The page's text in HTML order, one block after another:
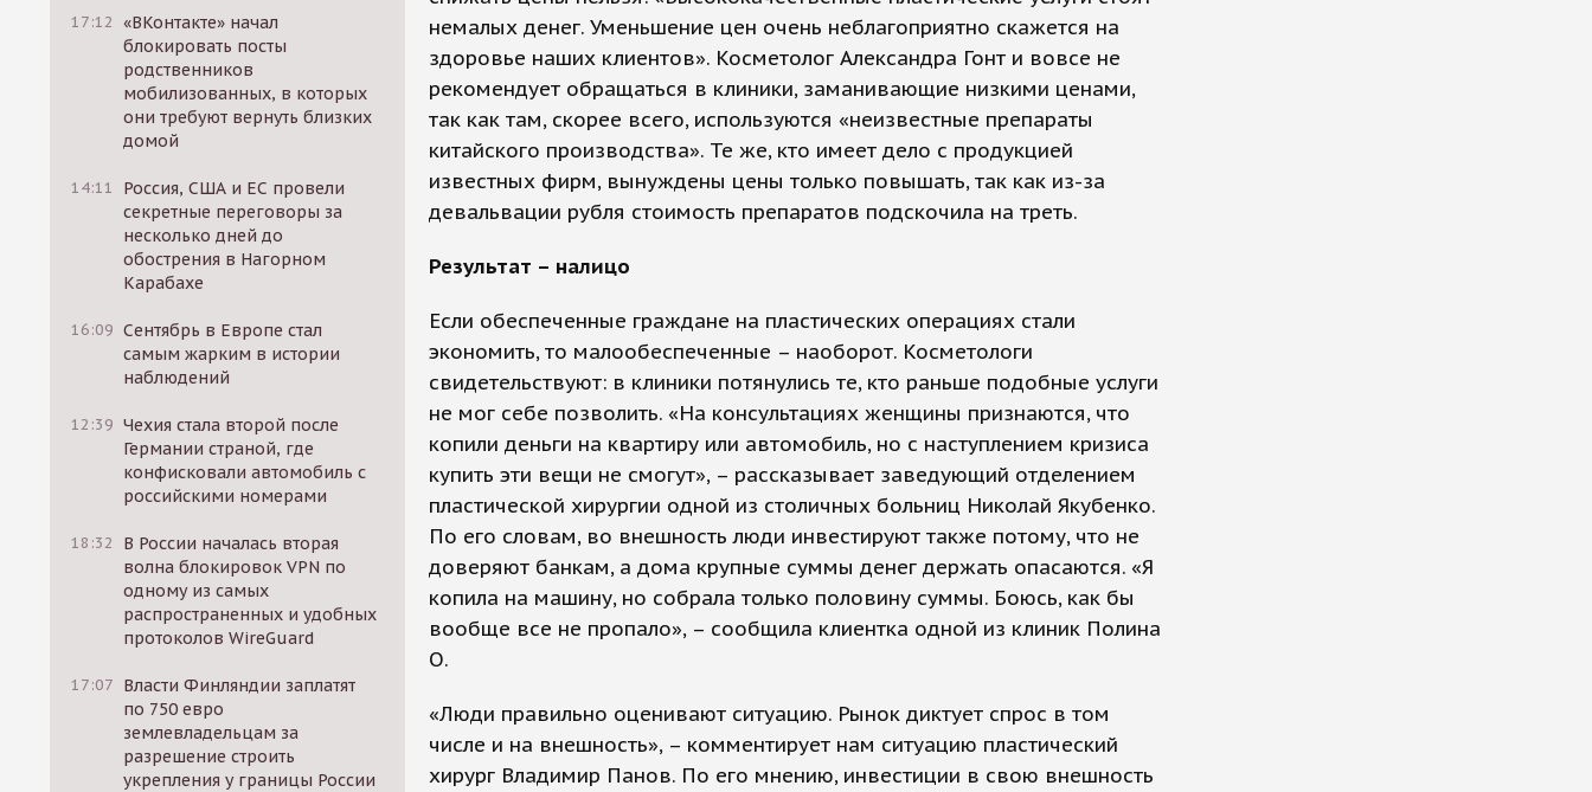
17:12 «ВКонтакте» начал
блокировать посты
родственников
мобилизованных, в которых
они требуют вернуть близких
домой
14:11
Россия, США и ЕС провели
секретные переговоры за
несколько дней до
обострения в Нагорном
Карабахе
16:09 Сентябрь в Европе стал
самым жарким в истории
наблюдений
12:39 Чехия стала второй после
Германии страной, где
конфисковали автомобиль с
российскими номерами
18:32
В России началась вторая
волна блокировок VPN по
одному из самых
распространенных и удобных
протоколов WireGuard
17:07 Власти Финляндии заплатят
по 750 евро
землевладельцам за
разрешение строить
укрепления у границы России
немалых денег. Уменьшение цен очень неблагоприятно скажется на
здоровье наших клиентов». Косметолог Александра Гонт и вовсе не
рекомендует обращаться в клиники, заманивающие низкими ценами,
так как там, скорее всего, используются «неизвестные препараты
китайского производства». Те же, кто имеет дело с продукцией
известных фирм, вынуждены цены только повышать, так как из-за
девальвации рубля стоимость препаратов подскочила на треть.
Результат – налицо
Если обеспеченные граждане на пластических операциях стали
экономить, то малообеспеченные – наоборот. Косметологи
свидетельствуют: в клиники потянулись те, кто раньше подобные услуги
не мог себе позволить. «На консультациях женщины признаются, что
копили деньги на квартиру или автомобиль, но с наступлением кризиса
купить эти вещи не смогут», – рассказывает заведующий отделением
пластической хирургии одной из столичных больниц Николай Якубенко.
По его словам, во внешность люди инвестируют также потому, что не
доверяют банкам, а дома крупные суммы денег держать опасаются. «Я
копила на машину, но собрала только половину суммы. Боюсь, как бы
вообще все не пропало», – сообщила клиентка одной из клиник Полина
О.
«Люди правильно оценивают ситуацию. Рынок диктует спрос в том
числе и на внешность», – комментирует нам ситуацию пластический
хирург Владимир Панов. По его мнению, инвестиции в свою внешность